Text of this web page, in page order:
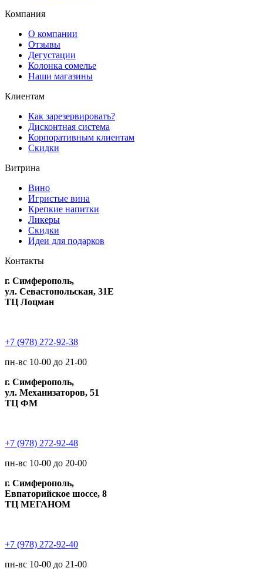
Компания
О компании
Отзывы
Дегустации
Колонка сомелье
Наши магазины
Клиентам
Как зарезервировать?
Дисконтная система
Корпоративным клиентам
Скидки
Витрина
Вино
Игристые вина
Крепкие напитки
Ликеры
Скидки
Идеи для подарков
Контакты
г. Симферополь,
ул. Севастопольская, 31Е
ТЦ Лоцман
+7 (978) 272-92-38
пн-вс 10-00 до 21-00
г. Симферополь,
ул. Механизаторов, 51
ТЦ ФМ
+7 (978) 272-92-48
пн-вс 10-00 до 20-00
г. Симферополь,
Евпаторийское шоссе, 8
ТЦ МЕГАНОМ
+7 (978) 272-92-40
пн-вс 10-00 до 21-00